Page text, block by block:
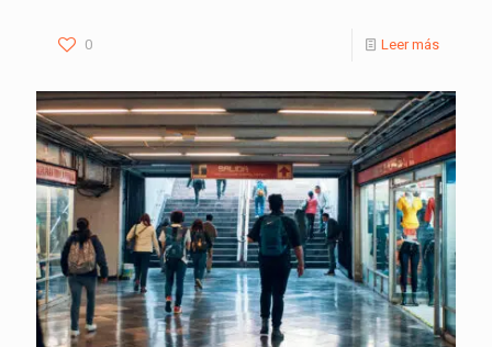
0 Leer más